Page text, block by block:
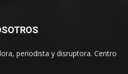
periodista y disruptora. Centro